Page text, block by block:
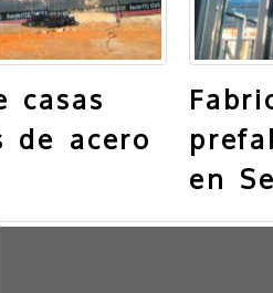
casas
de acero
en